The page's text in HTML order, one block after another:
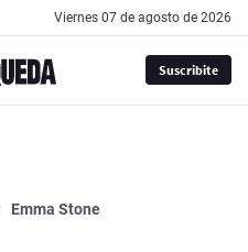
viernes 07 de agosto de 2026
Suscribite
Emma Stone